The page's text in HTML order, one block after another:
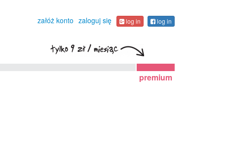
załóż konto zaloguj się log in log in
premium